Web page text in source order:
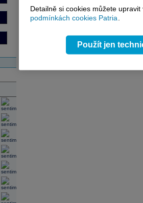
Detailně si cookies můžete
podmínkách cookies Patria.
Použít jen